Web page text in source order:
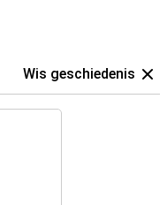
Wis geschiedenis